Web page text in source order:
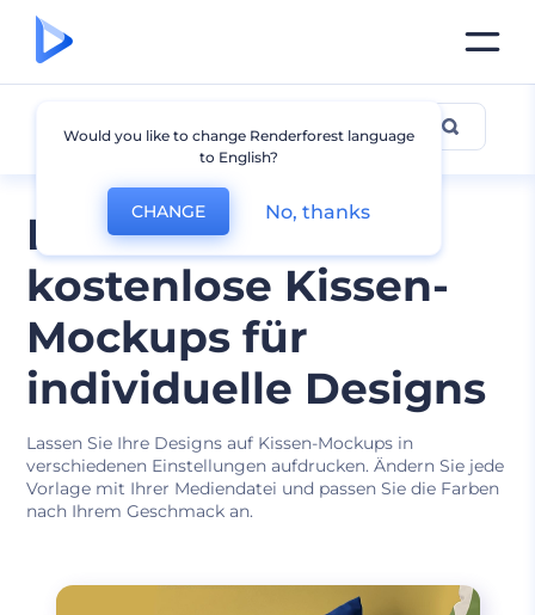
Kissen und
kostenlose Kissen-
Mockups für
individuelle Designs
Lassen Sie Ihre Designs auf Kissen-Mockups in
verschiedenen Einstellungen aufdrucken. Ändern Sie jede
Vorlage mit Ihrer Mediendatei und passen Sie die Farben
nach Ihrem Geschmack an.
Kissen Mockup
Would you like to change Renderforest language
to English?
CHANGE No, thanks